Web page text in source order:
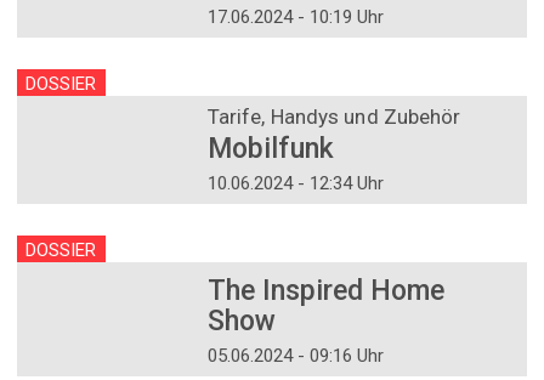
17.06.2024 - 10:19 Uhr
DOSSIER
Tarife, Handys und Zubehör
Mobilfunk
10.06.2024 - 12:34 Uhr
DOSSIER
The Inspired Home
Show
05.06.2024 - 09:16 Uhr